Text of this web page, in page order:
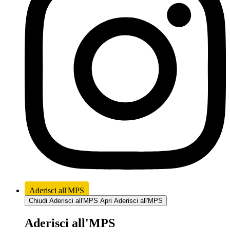
Aderisci all'MPS
Chiudi Aderisci all'MPS Apri Aderisci all'MPS
Aderisci all'MPS